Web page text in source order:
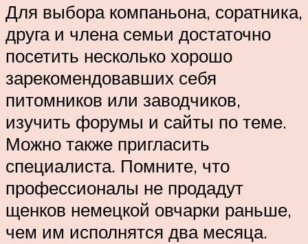
Для выбора компаньона, соратника,
друга и члена семьи достаточно
посетить несколько хорошо
зарекомендовавших себя
питомников или заводчиков,
изучить форумы и сайты по теме.
Можно также пригласить
специалиста. Помните, что
профессионалы не продадут
щенков немецкой овчарки раньше,
чем им исполнятся два месяца.